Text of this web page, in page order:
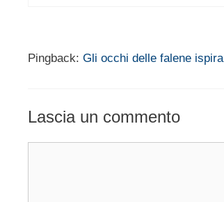
Pingback: Gli occhi delle falene
Lascia un commento